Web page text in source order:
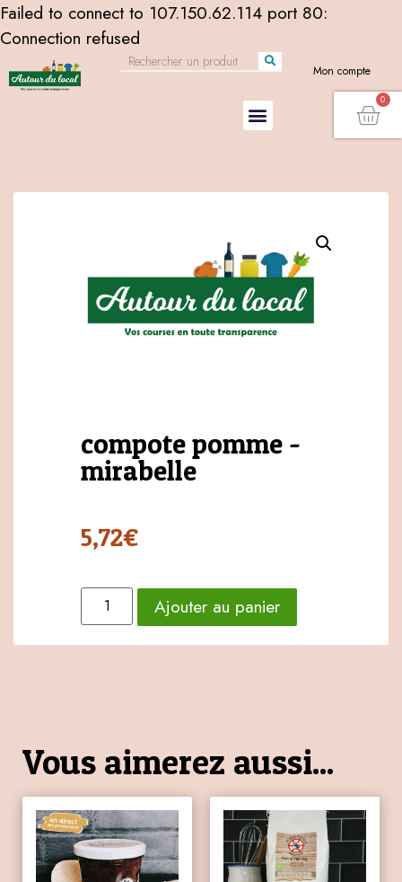
Failed to connect to 107.150.62.114 port 80:
Connection refused
Mon compte
compote pomme -
mirabelle
5,72€
Ajouter au panier
Vous aimerez aussi...